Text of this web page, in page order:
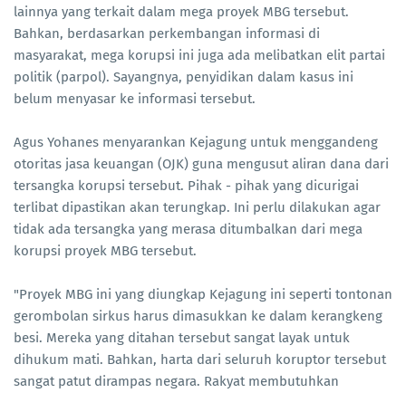
lainnya yang terkait dalam mega proyek MBG tersebut.
Bahkan, berdasarkan perkembangan informasi di
masyarakat, mega korupsi ini juga ada melibatkan elit partai
politik (parpol). Sayangnya, penyidikan dalam kasus ini
belum menyasar ke informasi tersebut.
Agus Yohanes menyarankan Kejagung untuk menggandeng
otoritas jasa keuangan (OJK) guna mengusut aliran dana dari
tersangka korupsi tersebut. Pihak - pihak yang dicurigai
terlibat dipastikan akan terungkap. Ini perlu dilakukan agar
tidak ada tersangka yang merasa ditumbalkan dari mega
korupsi proyek MBG tersebut.
"Proyek MBG ini yang diungkap Kejagung ini seperti tontonan
gerombolan sirkus harus dimasukkan ke dalam kerangkeng
besi. Mereka yang ditahan tersebut sangat layak untuk
dihukum mati. Bahkan, harta dari seluruh koruptor tersebut
sangat patut dirampas negara. Rakyat membutuhkan